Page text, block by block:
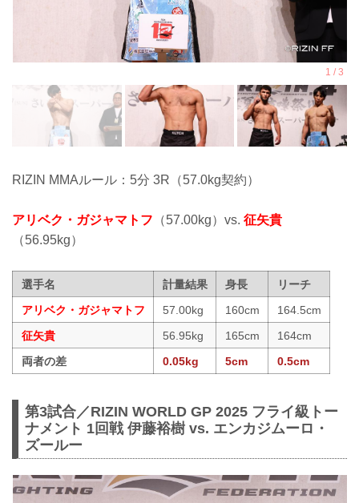
RIZIN MMAルール：5分 3R（57.0kg契約）
アリベク・ガジャマトフ （57.00kg）vs. 征矢貴
（56.95kg）
選手名 計量結果 身長
リーチ
アリベク・ガジャマトフ
57.00kg 160cm
164.5cm
征矢貴
56.95kg 165cm
164cm
両者の差
0.05kg 5cm 0.5cm
第3試合／RIZIN WORLD GP 2025 フライ級トー
ナメント 1回戦 伊藤裕樹 vs. エンカジムーロ・
ズールー